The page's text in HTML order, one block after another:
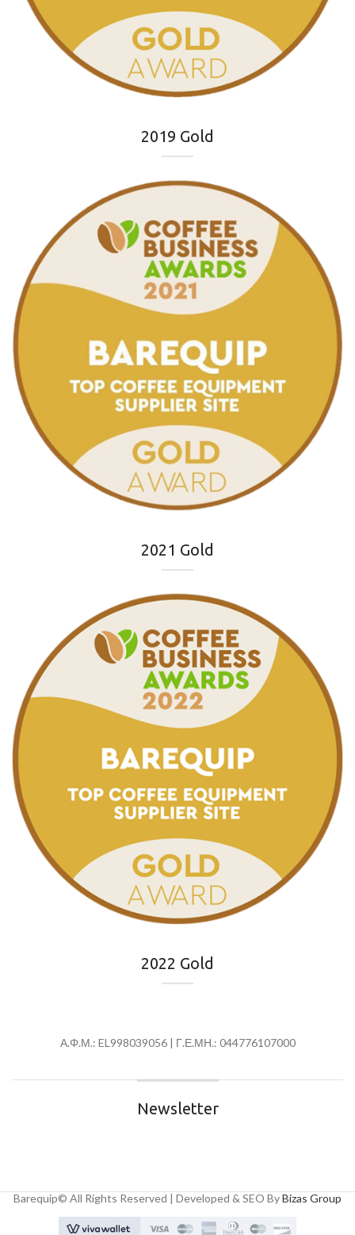
2019 Gold
2021 Gold
2022 Gold
Α.Φ.Μ.: EL998039056 | Γ.Ε.ΜΗ.: 044776107000
Newsletter
Barequip© All Rights Reserved | Developed & SEO ByBizas Group